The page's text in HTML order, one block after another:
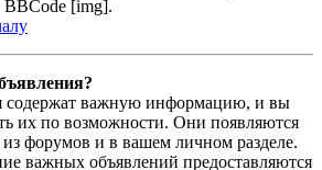
BBCode [img].
содержат важную информацию, и вы
их по возможности. Они появляются
из форумов и в вашем личном разделе.
важных объявлений предоставляются